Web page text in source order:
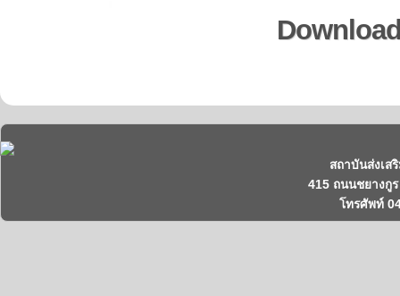
สถาบันส่งเส
415 ถนนชยางกู
โทรศัพท์